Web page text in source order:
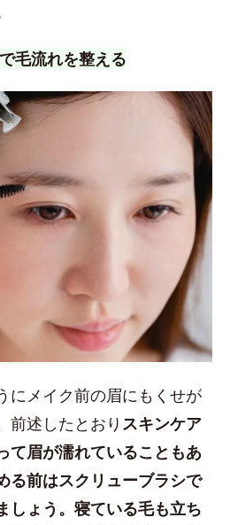
毛流れを整える
にメイク前の眉にもくせが
前述したとおり スキンケア
て眉が濡れていることもあ
る前はスクリューブラシで
しょう。寝ている毛も立ち